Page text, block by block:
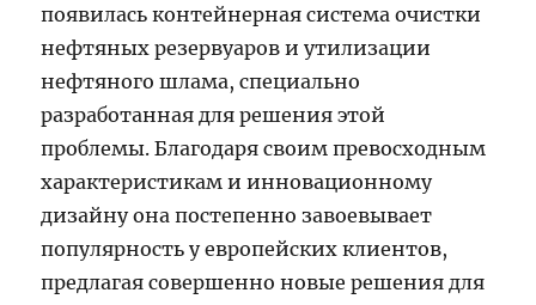
появилась контейнерная система очистки
нефтяных резервуаров и утилизации
нефтяного шлама, специально
разработанная для решения этой
проблемы. Благодаря своим превосходным
характеристикам и инновационному
дизайну она постепенно завоевывает
популярность у европейских клиентов,
предлагая совершенно новые решения для